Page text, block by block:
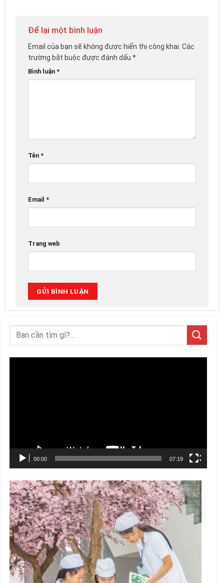
Để lại một bình luận
Email của bạn sẽ không được hiển thị công khai. Các
trường bắt buộc được đánh dấu *
Bình luận *
Tên *
Email *
Trang web
00:00 07:19